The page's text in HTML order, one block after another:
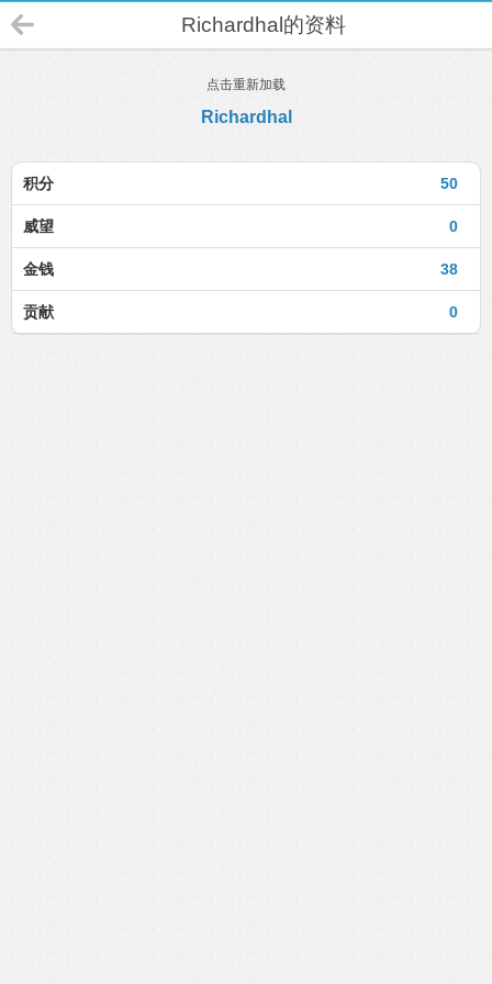
Richardhal的资料
点击重新加载
Richardhal
50
积分
0
威望
38
金钱
0
贡献